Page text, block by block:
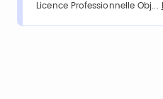
Licence Professionnelle Obj...